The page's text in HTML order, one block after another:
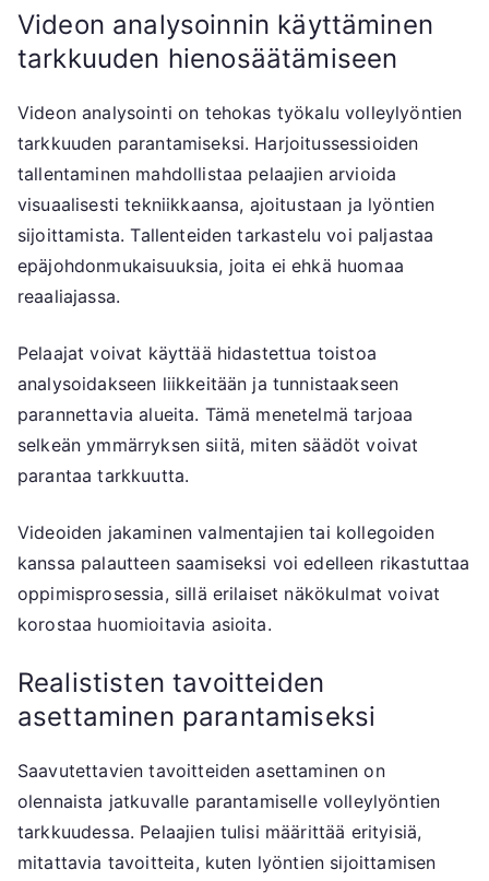
Videon analysoinnin käyttäminen
tarkkuuden hienosäätämiseen
Videon analysointi on tehokas työkalu volleylyöntien
tarkkuuden parantamiseksi. Harjoitussessioiden
tallentaminen mahdollistaa pelaajien arvioida
visuaalisesti tekniikkaansa, ajoitustaan ja lyöntien
sijoittamista. Tallenteiden tarkastelu voi paljastaa
epäjohdonmukaisuuksia, joita ei ehkä huomaa
reaaliajassa.
Pelaajat voivat käyttää hidastettua toistoa
analysoidakseen liikkeitään ja tunnistaakseen
parannettavia alueita. Tämä menetelmä tarjoaa
selkeän ymmärryksen siitä, miten säädöt voivat
parantaa tarkkuutta.
Videoiden jakaminen valmentajien tai kollegoiden
kanssa palautteen saamiseksi voi edelleen rikastuttaa
oppimisprosessia, sillä erilaiset näkökulmat voivat
korostaa huomioitavia asioita.
Realististen tavoitteiden
asettaminen parantamiseksi
Saavutettavien tavoitteiden asettaminen on
olennaista jatkuvalle parantamiselle volleylyöntien
tarkkuudessa. Pelaajien tulisi määrittää erityisiä,
mitattavia tavoitteita, kuten lyöntien sijoittamisen